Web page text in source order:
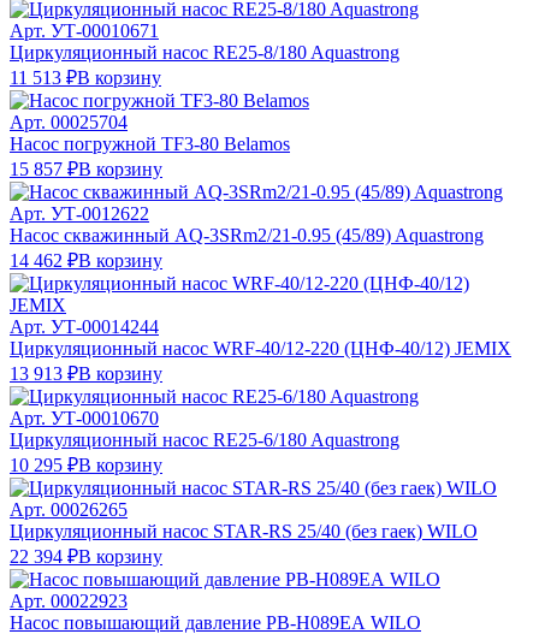
Арт. УТ-00010671
Циркуляционный насос RE25-8/180 Aquastrong
11 513 ₽В корзину
Арт. 00025704
Насос погружной TF3-80 Belamos
15 857 ₽В корзину
Арт. УТ-0012622
Насос скважинный AQ-3SRm2/21-0.95 (45/89) Aquastrong
14 462 ₽В корзину
Арт. УТ-00014244
Циркуляционный насос WRF-40/12-220 (ЦНФ-40/12) JEMIX
13 913 ₽В корзину
Арт. УТ-00010670
Циркуляционный насос RE25-6/180 Aquastrong
10 295 ₽В корзину
Арт. 00026265
Циркуляционный насос STAR-RS 25/40 (без гаек) WILO
22 394 ₽В корзину
Арт. 00022923
Насос повышающий давление РВ-Н089ЕА WILO